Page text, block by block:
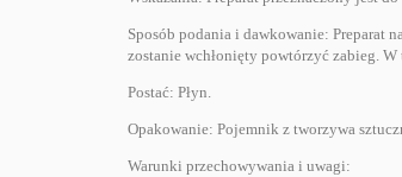
Sposób podania i dawkowanie: Preparat
zostanie wchłonięty powtórzyć zabieg.
Postać: Płyn.
Opakowanie: Pojemnik z tworzywa
Warunki przechowywania i uwagi: